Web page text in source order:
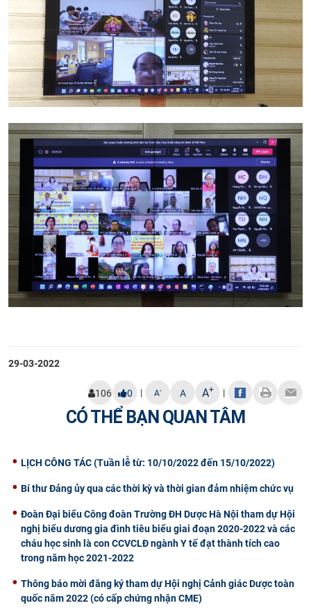
29-03-2022
106 0 | A- A A+ |
CÓ THỂ BẠN QUAN TÂM
LỊCH CÔNG TÁC (Tuần lễ từ: 10/10/2022 đến 15/10/2022)
Bí thư Đảng ủy qua các thời kỳ và thời gian đảm nhiệm chức vụ
Đoàn Đại biểu Công đoàn Trường ĐH Dược Hà Nội tham dự Hội
nghị biểu dương gia đình tiêu biểu giai đoạn 2020-2022 và các
cháu học sinh là con CCVCLĐ ngành Y tế đạt thành tích cao
trong năm học 2021-2022
Thông báo mời đăng ký tham dự Hội nghị Cảnh giác Dược toàn
quốc năm 2022 (có cấp chứng nhận CME)